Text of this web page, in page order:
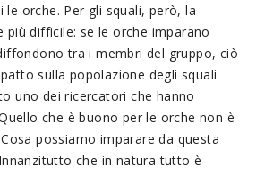
orche. Per gli squali, però, la
più difficile: se le orche imparano
tra i membri del gruppo, ciò
sulla popolazione degli squali
uno dei ricercatori che hanno
che è buono per le orche non è
possiamo imparare da questa
che in natura tutto è